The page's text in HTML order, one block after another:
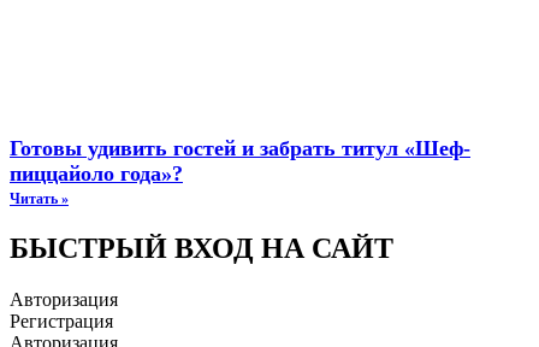
Готовы удивить гостей и забрать титул «Шеф-
пиццайоло года»?
Читать »
БЫСТРЫЙ ВХОД НА САЙТ
Авторизация
Регистрация
Авторизация